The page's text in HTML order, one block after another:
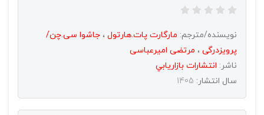
نویسنده/مترجم: مارگارت پات.هارتول ، جاشوا سی.چن/
پرویزدرگی ، مرتضی امیرعباسی
ناشر: انتشارات بازاريابي
سال انتشار: 1405